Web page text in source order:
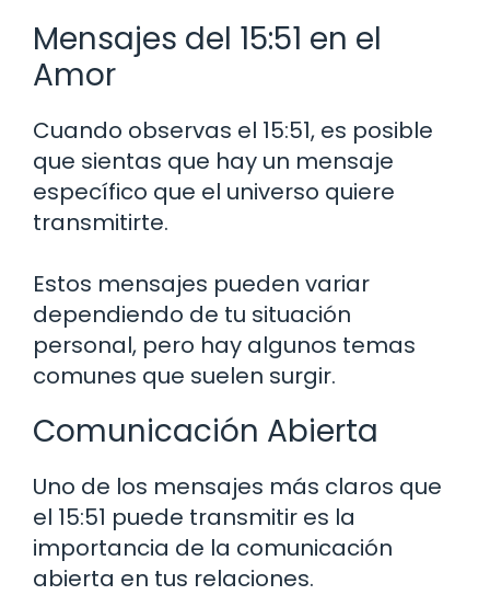
Mensajes del 15:51 en el
Amor
Cuando observas el 15:51, es posible
que sientas que hay un mensaje
específico que el universo quiere
transmitirte.
Estos mensajes pueden variar
dependiendo de tu situación
personal, pero hay algunos temas
comunes que suelen surgir.
Comunicación Abierta
Uno de los mensajes más claros que
el 15:51 puede transmitir es la
importancia de la comunicación
abierta en tus relaciones.